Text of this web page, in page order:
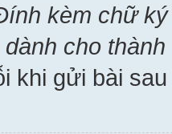
kèm chữ
cho
khi gửi bài sau